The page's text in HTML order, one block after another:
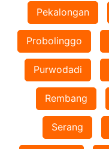
Pekalongan
Probolinggo
Purwodadi
Rembang
Serang